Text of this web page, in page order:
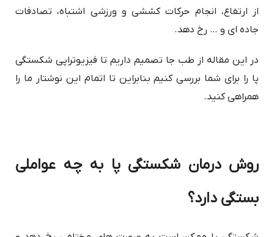
از ارتفاع، انجام حرکات کششی و ورزشی اشتباه، تصادفات
جاده ای و … رخ دهد.
در این مقاله از طب جا تصمیم داریم تا فیزیوتراپی شکستگی
پا را برای شما بررسی کنیم بنابراین تا اتمام این نوشتار ما را
همراهی کنید.
روش درمان شکستگی پا به چه عواملی
بستگی دارد؟